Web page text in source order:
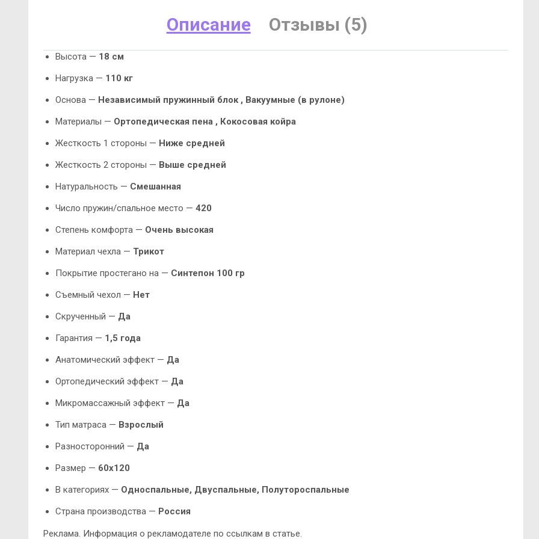
Описание Отзывы (5)
Высота — 18 см
Нагрузка — 110 кг
Основа — Независимый пружинный блок , Вакуумные (в рулоне)
Материалы — Ортопедическая пена , Кокосовая койра
Жесткость 1 стороны — Ниже средней
Жесткость 2 стороны — Выше средней
Натуральность — Смешанная
Число пружин/спальное место — 420
Степень комфорта — Очень высокая
Материал чехла — Трикот
Покрытие простегано на — Синтепон 100 гр
Съемный чехол — Нет
Скрученный — Да
Гарантия — 1,5 года
Анатомический эффект — Да
Ортопедический эффект — Да
Микромассажный эффект — Да
Тип матраса — Взрослый
Разносторонний — Да
Размер — 60х120
В категориях — Односпальные, Двуспальные, Полутороспальные
Страна производства — Россия
Реклама. Информация о рекламодателе по ссылкам в статье.